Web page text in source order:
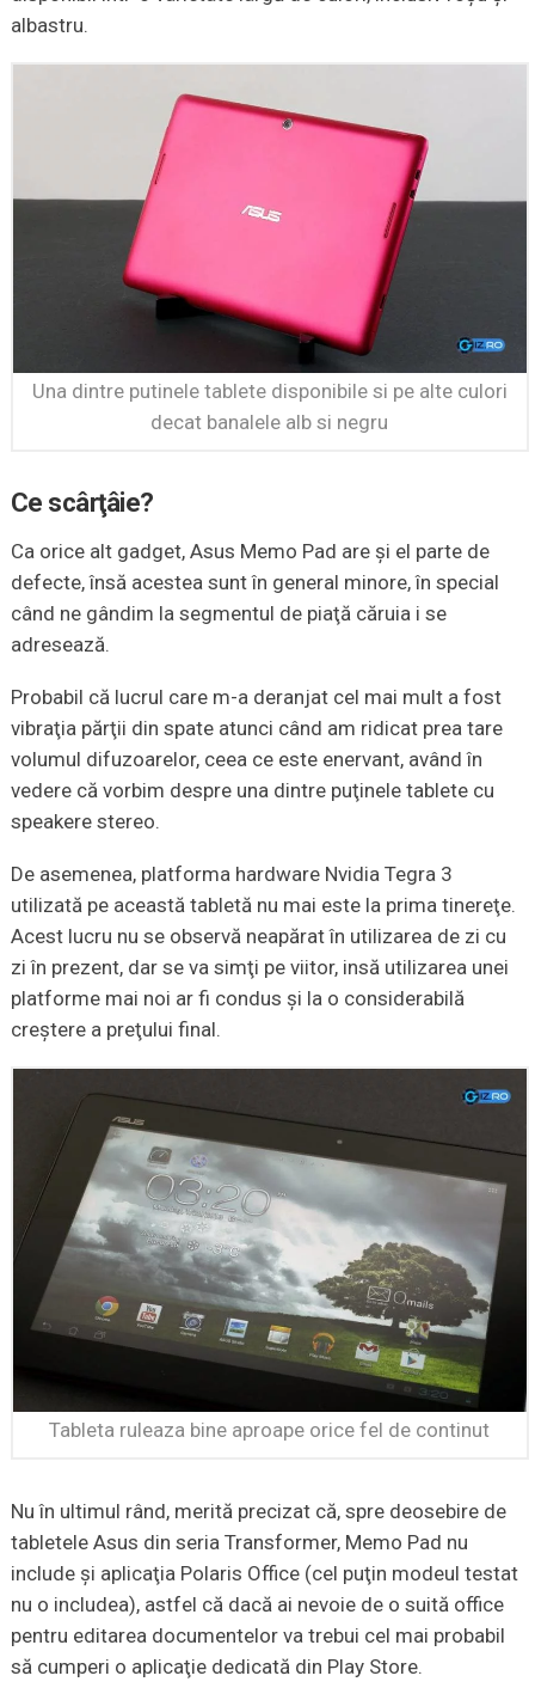
albastru.
Una dintre putinele tablete disponibile si pe alte culori
decat banalele alb si negru
Ce scârţâie?
Ca orice alt gadget, Asus Memo Pad are şi el parte de
defecte, însă acestea sunt în general minore, în special
când ne gândim la segmentul de piaţă căruia i se
adresează.
Probabil că lucrul care m-a deranjat cel mai mult a fost
vibraţia părţii din spate atunci când am ridicat prea tare
volumul difuzoarelor, ceea ce este enervant, având în
vedere că vorbim despre una dintre puţinele tablete cu
speakere stereo.
De asemenea, platforma hardware Nvidia Tegra 3
utilizată pe această tabletă nu mai este la prima tinereţe.
Acest lucru nu se observă neapărat în utilizarea de zi cu
zi în prezent, dar se va simţi pe viitor, insă utilizarea unei
platforme mai noi ar fi condus şi la o considerabilă
creştere a preţului final.
Tableta ruleaza bine aproape orice fel de continut
Nu în ultimul rând, merită precizat că, spre deosebire de
tabletele Asus din seria Transformer, Memo Pad nu
include şi aplicaţia Polaris Office (cel puţin modeul testat
nu o includea), astfel că dacă ai nevoie de o suită office
pentru editarea documentelor va trebui cel mai probabil
să cumperi o aplicaţie dedicată din Play Store.